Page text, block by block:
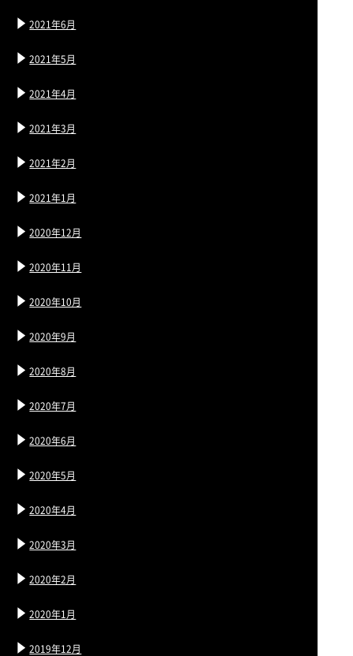
2021年6月
2021年5月
2021年4月
2021年3月
2021年2月
2021年1月
2020年12月
2020年11月
2020年10月
2020年9月
2020年8月
2020年7月
2020年6月
2020年5月
2020年4月
2020年3月
2020年2月
2020年1月
2019年12月